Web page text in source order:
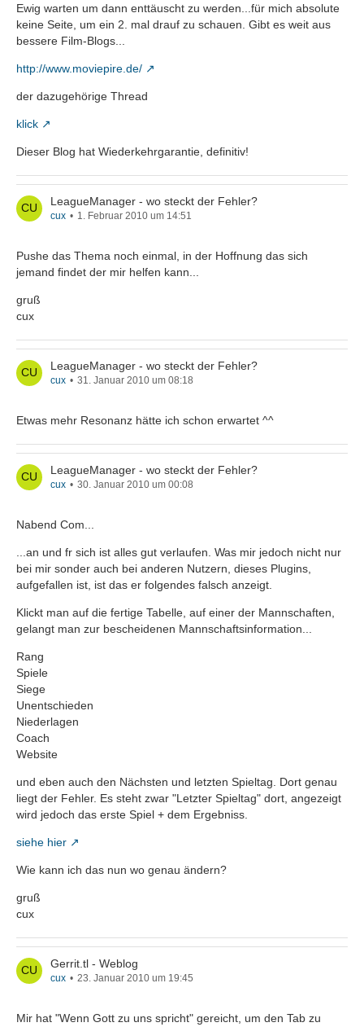
Ewig warten um dann enttäuscht zu werden...für mich absolute
keine Seite, um ein 2. mal drauf zu schauen. Gibt es weit aus
bessere Film-Blogs...
http://www.moviepire.de/
der dazugehörige Thread
klick
Dieser Blog hat Wiederkehrgarantie, definitiv!
LeagueManager - wo steckt der Fehler?
cux 1. Februar 2010 um 14:51
Pushe das Thema noch einmal, in der Hoffnung das sich
jemand findet der mir helfen kann...
gruß
cux
LeagueManager - wo steckt der Fehler?
cux 31. Januar 2010 um 08:18
Etwas mehr Resonanz hätte ich schon erwartet ^^
LeagueManager - wo steckt der Fehler?
cux 30. Januar 2010 um 00:08
Nabend Com...
...an und fr sich ist alles gut verlaufen. Was mir jedoch nicht nur
bei mir sonder auch bei anderen Nutzern, dieses Plugins,
aufgefallen ist, ist das er folgendes falsch anzeigt.
Klickt man auf die fertige Tabelle, auf einer der Mannschaften,
gelangt man zur bescheidenen Mannschaftsinformation...
Rang
Spiele
Siege
Unentschieden
Niederlagen
Coach
Website
und eben auch den Nächsten und letzten Spieltag. Dort genau
liegt der Fehler. Es steht zwar "Letzter Spieltag" dort, angezeigt
wird jedoch das erste Spiel + dem Ergebniss.
siehe hier
Wie kann ich das nun wo genau ändern?
gruß
cux
Gerrit.tl - Weblog
cux 23. Januar 2010 um 19:45
Mir hat "Wenn Gott zu uns spricht" gereicht, um den Tab zu